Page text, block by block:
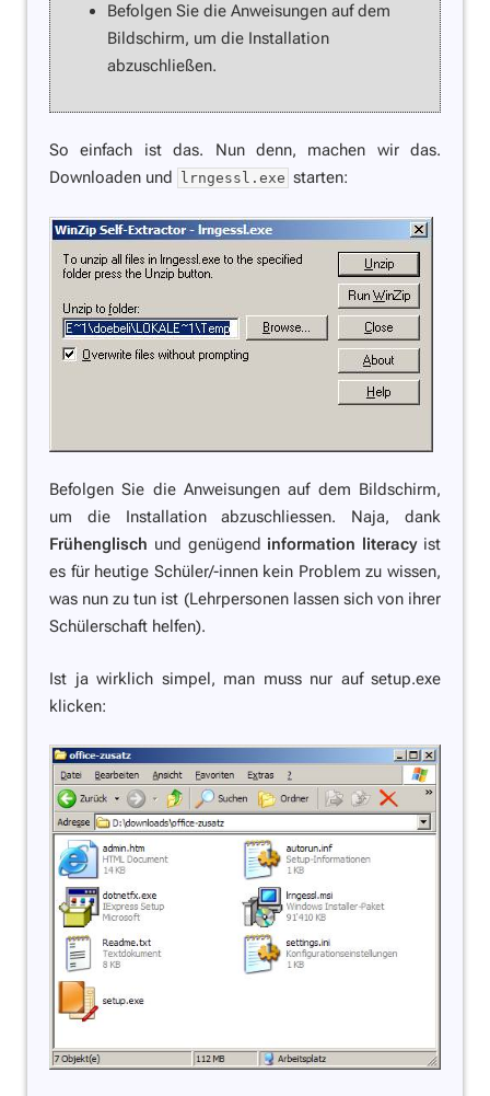
Befolgen Sie die Anweisungen auf dem
Bildschirm, um die Installation
abzuschließen.
So einfach ist das. Nun denn, machen wir das.
Downloaden und
lrngessl.exe starten:
Befolgen Sie die Anweisungen auf dem Bildschirm,
um die Installation abzuschliessen. Naja, dank
Frühenglisch und genügend information literacyist
es für heutige Schüler/-innen kein Problem zu wissen,
was nun zu tun ist (Lehrpersonen lassen sich von ihrer
Schülerschaft helfen).
Ist ja wirklich simpel, man muss nur auf setup.exe
klicken: